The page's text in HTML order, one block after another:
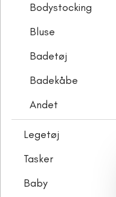
Bodystocking
Bluse
Badetøj
Badekåbe
Andet
Legetøj
Tasker
Baby